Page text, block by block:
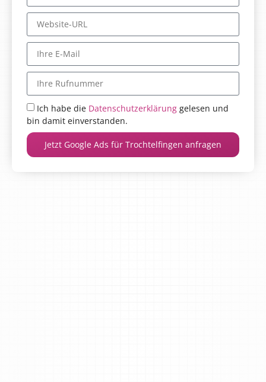
Ich habe die Datenschutzerklärung gelesen und
bin damit einverstanden.
Jetzt Google Ads für Trochtelfingen anfragen